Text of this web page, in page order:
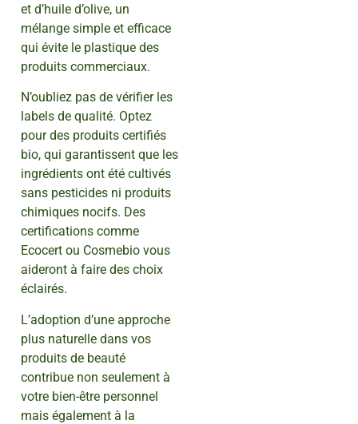
et d’huile d’olive, un
mélange simple et efficace
qui évite le plastique des
produits commerciaux.
N’oubliez pas de vérifier les
labels de qualité. Optez
pour des produits certifiés
bio, qui garantissent que les
ingrédients ont été cultivés
sans pesticides ni produits
chimiques nocifs. Des
certifications comme
Ecocert ou Cosmebio vous
aideront à faire des choix
éclairés.
L’adoption d’une approche
plus naturelle dans vos
produits de beauté
contribue non seulement à
votre bien-être personnel
mais également à la